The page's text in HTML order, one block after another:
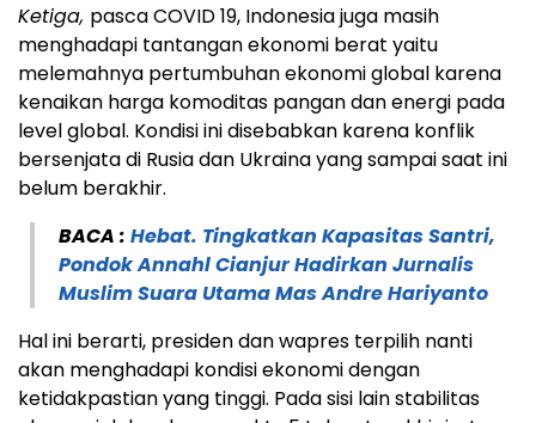
Ketiga, pasca COVID 19, Indonesia juga masih
menghadapi tantangan ekonomi berat yaitu
melemahnya pertumbuhan ekonomi global karena
kenaikan harga komoditas pangan dan energi pada
level global. Kondisi ini disebabkan karena konflik
bersenjata di Rusia dan Ukraina yang sampai saat ini
belum berakhir.
BACA : Hebat. Tingkatkan Kapasitas Santri,
Pondok Annahl Cianjur Hadirkan Jurnalis
Muslim Suara Utama Mas Andre Hariyanto
Hal ini berarti, presiden dan wapres terpilih nanti
akan menghadapi kondisi ekonomi dengan
ketidakpastian yang tinggi. Pada sisi lain stabilitas